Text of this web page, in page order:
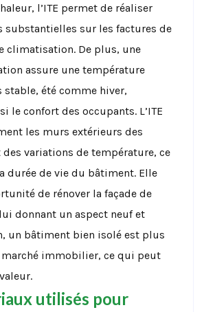
l’ITE permet de réaliser
substantielles sur les factures de
climatisation. De plus, une
assure une température
été comme hiver,
le confort des occupants. L’ITE
les murs extérieurs des
variations de température, ce
durée de vie du bâtiment. Elle
de rénover la façade de
donnant un aspect neuf et
un bâtiment bien isolé est plus
immobilier, ce qui peut
utilisés pour